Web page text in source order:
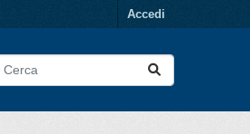
Accedi